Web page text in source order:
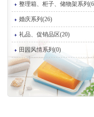
整理箱、柜子、储物架系列
婚庆系列(26)
礼品、促销品区(20)
田园风情系列(0)